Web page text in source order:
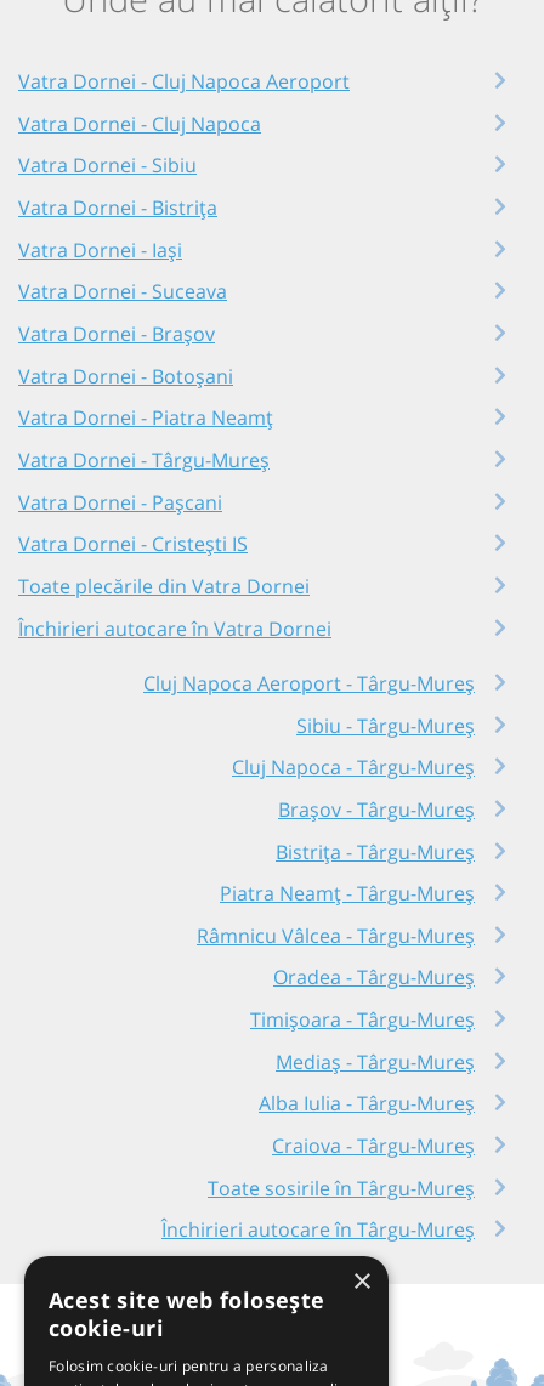
Vatra Dornei - Cluj Napoca Aeroport
Vatra Dornei - Cluj Napoca
Vatra Dornei - Sibiu
Vatra Dornei - Bistrița
Vatra Dornei - Iași
Vatra Dornei - Suceava
Vatra Dornei - Brașov
Vatra Dornei - Botoșani
Vatra Dornei - Piatra Neamț
Vatra Dornei - Târgu-Mureș
Vatra Dornei - Pașcani
Vatra Dornei - Cristești IS
Toate plecările din Vatra Dornei
Închirieri autocare în Vatra Dornei
Cluj Napoca Aeroport - Târgu-Mureș
Sibiu - Târgu-Mureș
Cluj Napoca - Târgu-Mureș
Brașov - Târgu-Mureș
Bistrița - Târgu-Mureș
Piatra Neamț - Târgu-Mureș
Râmnicu Vâlcea - Târgu-Mureș
Oradea - Târgu-Mureș
Timișoara - Târgu-Mureș
Mediaș - Târgu-Mureș
Alba Iulia - Târgu-Mureș
Craiova - Târgu-Mureș
Toate sosirile în Târgu-Mureș
Închirieri autocare în Târgu-Mureș
×
Acest site web folosește
cookie-uri
Folosim cookie-uri pentru a personaliza